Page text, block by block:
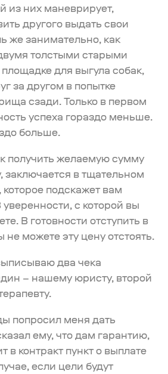
из них маневрирует,
другого выдать свои
же занимательно, как
толстыми старыми
для выгула собак,
за другом в попытке
сзади. Только в первом
успеха гораздо меньше.
больше.
получить желаемую сумму
заключается в тщательном
подскажет вам
с которой вы
В готовности отступить в
не можете эту цену отстоять.
два чека
– нашему юристу, второй
попросил меня дать
ему, что дам гарантию,
в контракт пункт о выплате
если цели будут